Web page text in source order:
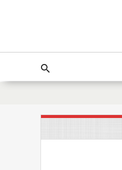
search